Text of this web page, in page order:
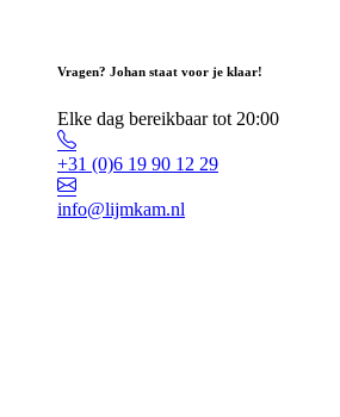
Vragen? Johan staat voor je klaar!
Elke dag bereikbaar tot 20:00
+31 (0)6 19 90 12 29
info@lijmkam.nl